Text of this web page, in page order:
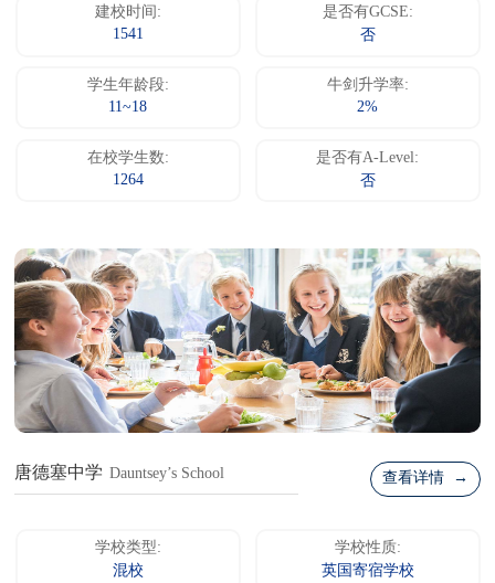
建校时间:
1541
是否有GCSE:
否
学生年龄段:
11~18
牛剑升学率:
2%
在校学生数:
1264
是否有A-Level:
否
唐德塞中学 Dauntsey’s School 查看详情 →
学校类型:
混校
学校性质:
英国寄宿学校